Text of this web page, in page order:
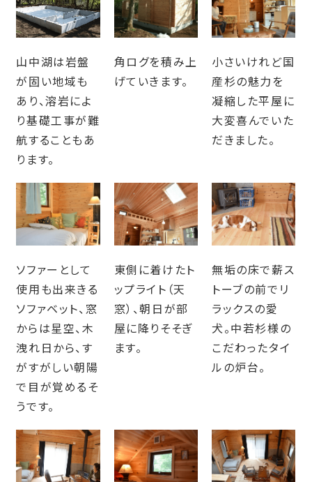
山中湖は岩盤
が固い地域も
あり、溶岩によ
り基礎工事が難
航することもあ
ります。
角ログを積み上
げていきます。
小さいけれど国
産杉の魅力を
凝縮した平屋に
大変喜んでいた
だきました。
ソファーとして
使用も出来きる
ソファベット、窓
からは星空、木
洩れ日から、す
がすがしい朝陽
で目が覚めるそ
うです。
東側に着けたト
ップライト（天
窓）、朝日が部
屋に降りそそぎ
ます。
無垢の床で薪ス
トーブの前でリ
ラックスの愛
犬。中若杉様の
こだわったタイ
ルの炉台。